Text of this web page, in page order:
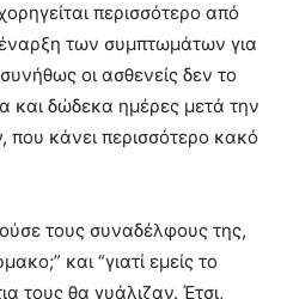
περισσότερο από
των συμπτωμάτων για
οι ασθενείς δεν το
και δώδεκα ημέρες μετά την
κάνει περισσότερο κακό
τους συναδέλφους της,
και “γιατί εμείς το
τους θα γυάλιζαν. Έτσι,